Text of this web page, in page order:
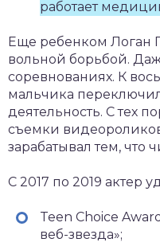
работает
Еще ребенком Логан
вольной борьбой.
соревнованиях. К
мальчика
деятельность. С тех
съемки
зарабатывал тем, что
С 2017 по 2019 актер
Teen Choice
веб-звезда»;